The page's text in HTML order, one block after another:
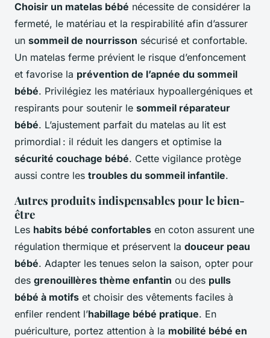
Choisir un matelas bébé nécessite de considérer la
fermeté, le matériau et la respirabilité afin d’assurer
un sommeil de nourrisson sécurisé et confortable.
Un matelas ferme prévient le risque d’enfoncement
et favorise la prévention de l’apnée du sommeil
bébé. Privilégiez les matériaux hypoallergéniques et
respirants pour soutenir le sommeil réparateur
bébé. L’ajustement parfait du matelas au lit est
primordial : il réduit les dangers et optimise la
sécurité couchage bébé. Cette vigilance protège
aussi contre les troubles du sommeil infantile.
Autres produits indispensables pour le bien-
être
Les habits bébé confortables en coton assurent une
régulation thermique et préservent la douceur peau
bébé. Adapter les tenues selon la saison, opter pour
des grenouillères thème enfantin ou des pulls
bébé à motifs et choisir des vêtements faciles à
enfiler rendent l’habillage bébé pratique. En
puériculture, portez attention à la mobilité bébé en